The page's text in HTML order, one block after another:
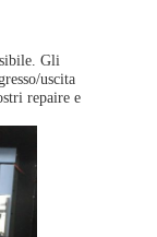
Gli
uscita
repaire e